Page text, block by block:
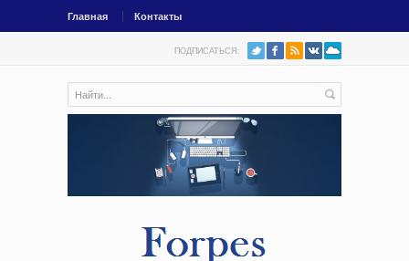
Главная Контакты
ПОДПИСАТЬСЯ: